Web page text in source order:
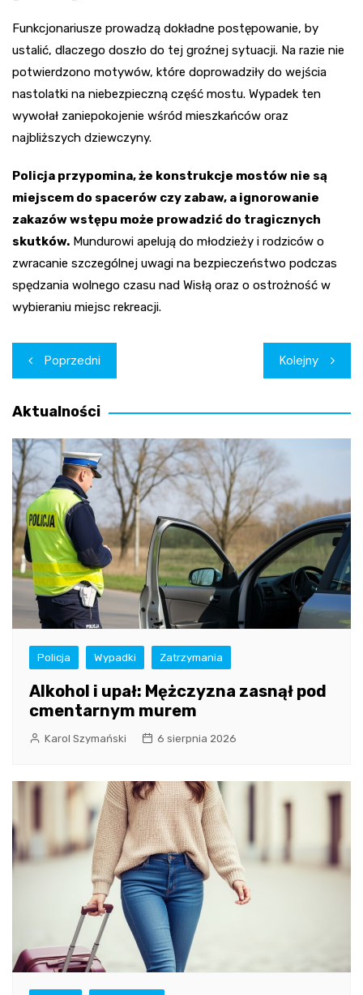
Funkcjonariusze prowadzą dokładne postępowanie, by
ustalić, dlaczego doszło do tej groźnej sytuacji. Na razie nie
potwierdzono motywów, które doprowadziły do wejścia
nastolatki na niebezpieczną część mostu. Wypadek ten
wywołał zaniepokojenie wśród mieszkańców oraz
najbliższych dziewczyny.
Policja przypomina, że konstrukcje mostów nie są
miejscem do spacerów czy zabaw, a ignorowanie
zakazów wstępu może prowadzić do tragicznych
skutków. Mundurowi apelują do młodzieży i rodziców o
zwracanie szczególnej uwagi na bezpieczeństwo podczas
spędzania wolnego czasu nad Wisłą oraz o ostrożność w
wybieraniu miejsc rekreacji.
Nawigacja
wpisu
Poprzedni Kolejny
Aktualności
Policja Wypadki Zatrzymania
Alkohol i upał: Mężczyzna zasnął pod
cmentarnym murem
Karol Szymański 6 sierpnia 2026